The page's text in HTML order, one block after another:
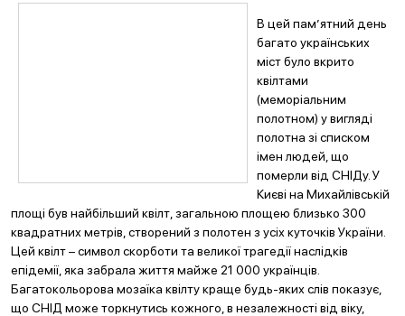
В цей пам’ятний день
багато українських
міст було вкрито
квілтами
(меморіальним
полотном) у вигляді
полотна зі списком
імен людей, що
померли від СНІДу. У
Києві на Михайлівській
площі був найбільший квілт, загальною площею близько 300
квадратних метрів, створений з полотен з усіх куточків України.
Цей квілт – символ скорботи та великої трагедії наслідків
епідемії, яка забрала життя майже 21 000 українців.
Багатокольорова мозаїка квілту краще будь-яких слів показує,
що СНІД може торкнутись кожного, в незалежності від віку,